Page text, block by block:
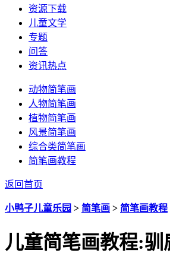
资源下载
儿童文学
专题
问答
资讯热点
动物简笔画
人物简笔画
植物简笔画
风景简笔画
综合类简笔画
简笔画教程
返回首页
小鸭子儿童乐园 > 简笔画 > 简笔画教程
儿童简笔画教程:驯